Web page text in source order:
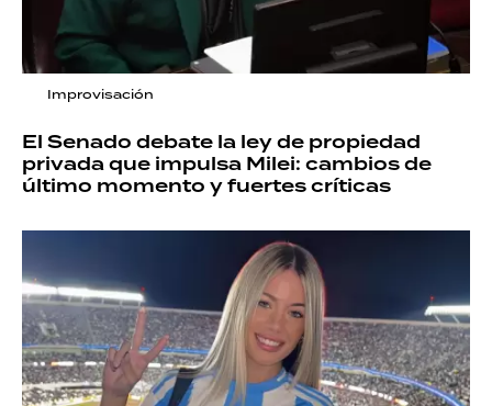
Improvisación
El Senado debate la ley de propiedad
privada que impulsa Milei: cambios de
último momento y fuertes críticas